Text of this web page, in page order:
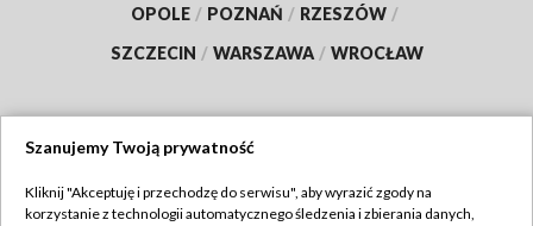
OPOLE / POZNAŃ / RZESZÓW /
SZCZECIN / WARSZAWA / WROCŁAW
TVP
Szanujemy Twoją prywatność
Kliknij "Akceptuję i przechodzę do serwisu", aby wyrazić zgody na
korzystanie z technologii automatycznego śledzenia i zbierania danych,